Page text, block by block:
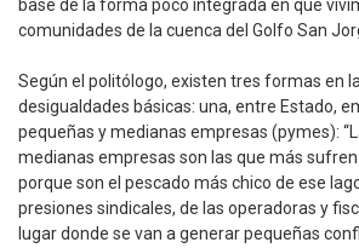
base de la forma poco integrada en que
comunidades de la cuenca del Golfo San
Según el politólogo, existen tres formas en
desigualdades básicas: una, entre Estado,
pequeñas y medianas empresas (pymes):
medianas empresas son las que más
porque son el pescado más chico de ese
presiones sindicales, de las operadoras y
lugar donde se van a generar pequeñas